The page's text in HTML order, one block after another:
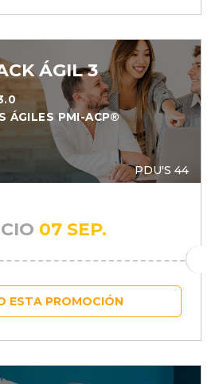
ÁGIL 3
ÁGILES PMI-ACP®
PDU'S 44
07 SEP.
ESTA PROMOCIÓN